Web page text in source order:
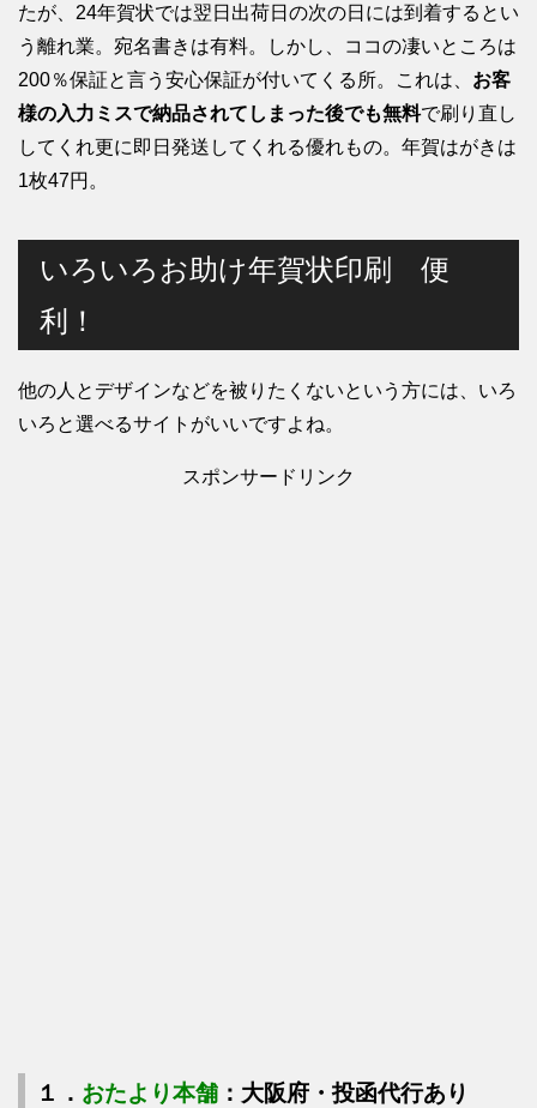
たが、24年賀状では翌日出荷日の次の日には到着するとい
う離れ業。宛名書きは有料。しかし、ココの凄いところは
200％保証と言う安心保証が付いてくる所。これは、 お客
様の入力ミスで納品されてしまった後でも無料で刷り直し
してくれ更に即日発送してくれる優れもの。年賀はがきは
1枚47円。
いろいろお助け年賀状印刷 便
利！
他の人とデザインなどを被りたくないという方には、いろ
いろと選べるサイトがいいですよね。
スポンサードリンク
１． おたより本舗 ：大阪府・投函代行あり